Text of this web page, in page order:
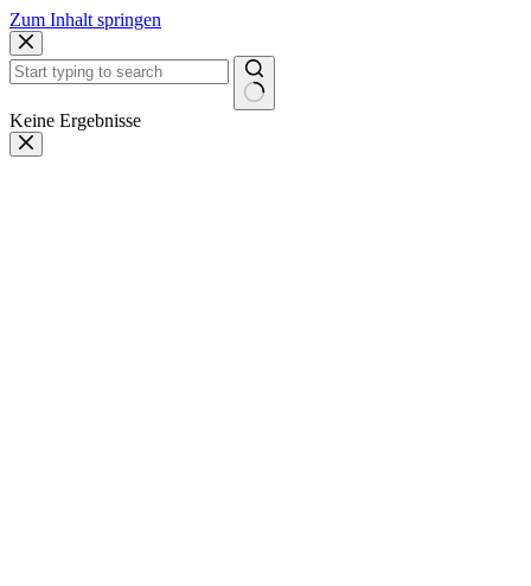
Zum Inhalt springen
Keine Ergebnisse